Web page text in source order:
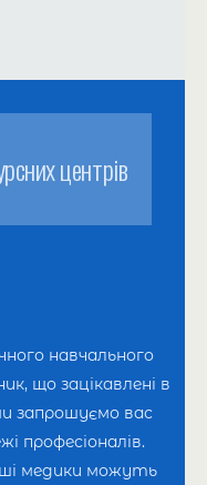
центрів
навчального
що зацікавлені в
запрошуємо вас
професіоналів.
медики можуть